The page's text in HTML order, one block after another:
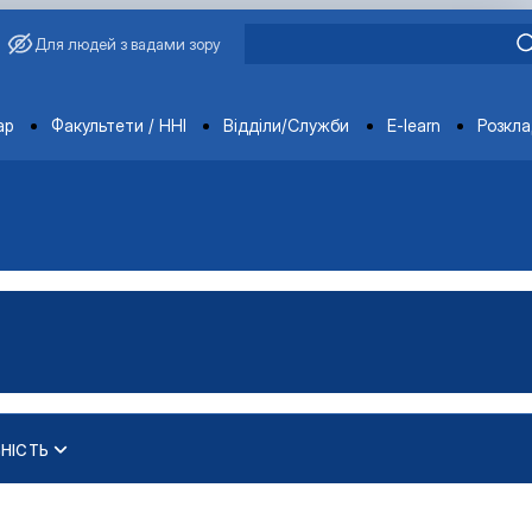
Для людей з вадами зору
Факультети / ННІ Відділи/Служби E-learn
ТА КОНСАЛТИНГОВОЮ ДІ…